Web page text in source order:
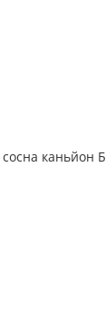
каньйон